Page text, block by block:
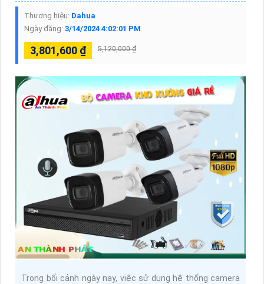
Thương hiệu: Dahua
Ngày đăng: 3/14/2024 4:02:01 PM
3,801,600 ₫ 5,120,000 ₫
Trong bối cảnh ngày nay, việc sử dụng hệ thống camera